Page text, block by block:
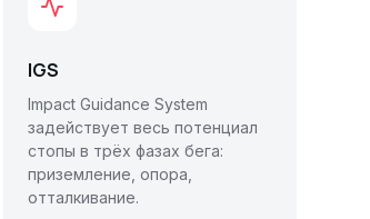
IGS
Impact Guidance System
задействует весь потенциал
стопы в трёх фазах бега:
приземление, опора,
отталкивание.